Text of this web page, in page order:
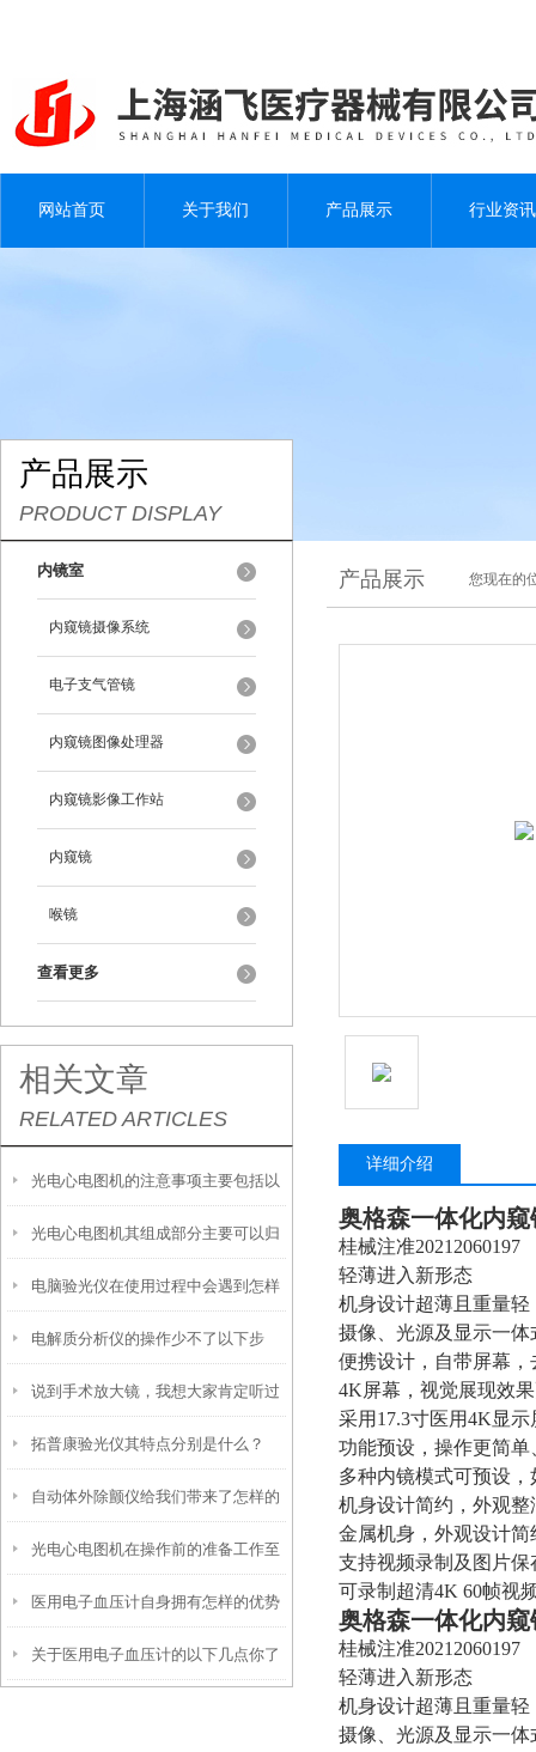
网站首页 关于我们 产品展示 行业资讯
产品展示
PRODUCT DISPLAY
内镜室
内窥镜摄像系统
电子支气管镜
内窥镜图像处理器
内窥镜影像工作站
内窥镜
喉镜
查看更多
相关文章
RELATED ARTICLES
光电心电图机的注意事项主要包括以
下几个方面
光电心电图机其组成部分主要可以归
纳为以下三大核心模块
电脑验光仪在使用过程中会遇到怎样
的问题呢？
电解质分析仪的操作少不了以下步
骤！
说到手术放大镜，我想大家肯定听过
那它是如何使用的呢？
拓普康验光仪其特点分别是什么？
自动体外除颤仪给我们带来了怎样的
特点呢？
光电心电图机在操作前的准备工作至
关重要
医用电子血压计自身拥有怎样的优势
呢？
关于医用电子血压计的以下几点你了
产品展示 您现在的
详细介绍
奥格森一体化内
桂械注准20212060197
轻薄进入新形态
机身设计超薄且重量
摄像、光源及显示一体
便携设计，自带屏幕
4K屏幕，视觉展现效
采用17.3寸医用4K显
功能预设，操作更简单
多种内镜模式可预设
机身设计简约，外观整
金属机身，外观设计
支持视频录制及图片保
可录制超清4K 60帧视
奥格森一体化内
桂械注准20212060197
轻薄进入新形态
机身设计超薄且重量
摄像、光源及显示一体